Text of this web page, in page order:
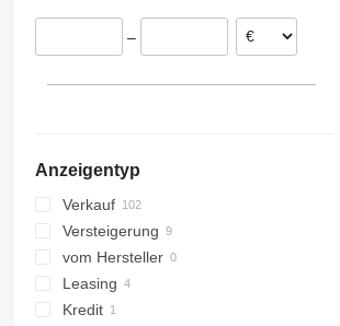
8045
8065
8080
8085
JS
JZ
Belgien
Tschechien
–
Anzeigentyp
Verkauf
Versteigerung
vom Hersteller
Leasing
Kredit